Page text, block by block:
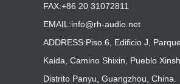
FAX:+86 20 31072811
EMAIL:info@rh-audio.net
ADDRESS:Piso 6, Edificio J,
Kaida, Camino Shixin, Pueblo
Distrito Panyu, Guangzhou, China.